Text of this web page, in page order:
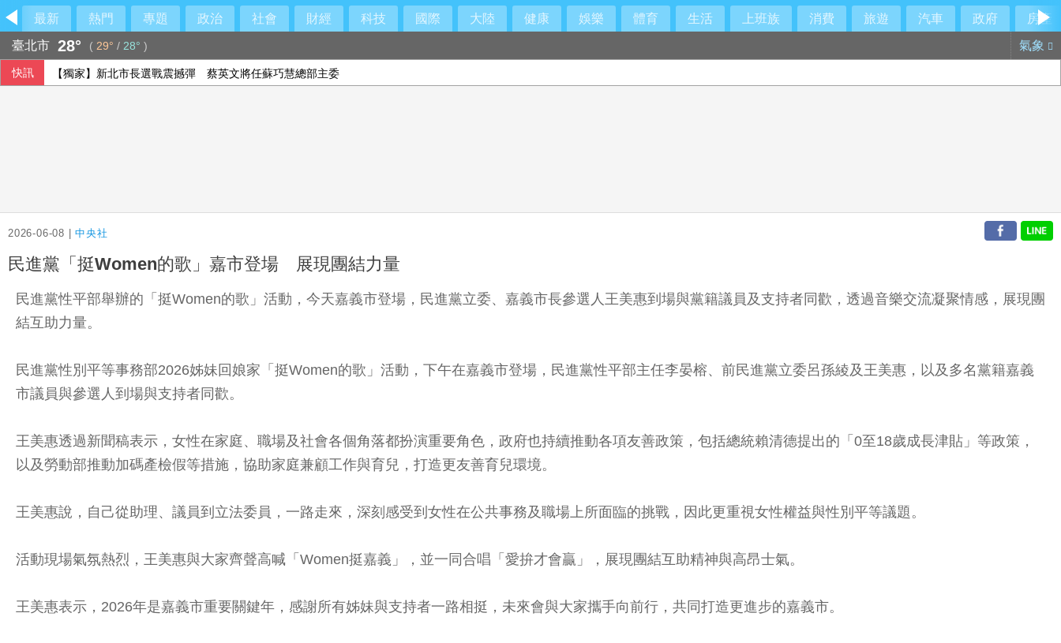
最新 熱門 專題 政治 社會 財經 科技 國際 大陸 健康 娛樂 體育 生活 上班族 消費 旅遊 汽車 政府
房產
臺北市 28° ( 29° / 28° ) 氣象
快訊 【獨家】新北市長選戰震撼彈 蔡英文將任蘇巧慧總部主委
2026-06-08 |中央社
民進黨「挺Women的歌」嘉市登場 展現團結力量
民進黨性平部舉辦的「挺Women的歌」活動，今天嘉義市登場，民進黨立委、嘉義市長參選人王美惠到場與黨籍議員及支持者同歡，透過音樂交流凝聚情感，展現團
結互助力量。
民進黨性別平等事務部2026姊妹回娘家「挺Women的歌」活動，下午在嘉義市登場，民進黨性平部主任李晏榕、前民進黨立委呂孫綾及王美惠，以及多名黨籍嘉義
市議員與參選人到場與支持者同歡。
王美惠透過新聞稿表示，女性在家庭、職場及社會各個角落都扮演重要角色，政府也持續推動各項友善政策，包括總統賴清德提出的「0至18歲成長津貼」等政策，
以及勞動部推動加碼產檢假等措施，協助家庭兼顧工作與育兒，打造更友善育兒環境。
王美惠說，自己從助理、議員到立法委員，一路走來，深刻感受到女性在公共事務及職場上所面臨的挑戰，因此更重視女性權益與性別平等議題。
活動現場氣氛熱烈，王美惠與大家齊聲高喊「Women挺嘉義」，並一同合唱「愛拚才會贏」，展現團結互助精神與高昂士氣。
王美惠表示，2026年是嘉義市重要關鍵年，感謝所有姊妹與支持者一路相挺，未來會與大家攜手向前行，共同打造更進步的嘉義市。